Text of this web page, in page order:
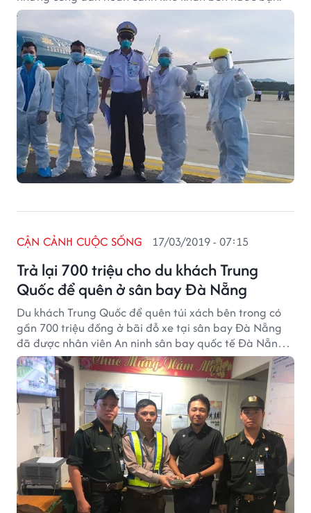
Trả lại 700 triệu cho du khách Trung
Quốc để quên ở sân bay Đà Nẵng
CẬN CẢNH CUỘC SỐNG 17/03/2019 - 07:15
Du khách Trung Quốc để quên túi xách bên trong có
gần 700 triệu đồng ở bãi đỗ xe tại sân bay Đà Nẵng
đã được nhân viên An ninh sân bay quốc tế Đà Nẵng
xác minh và trả lại.